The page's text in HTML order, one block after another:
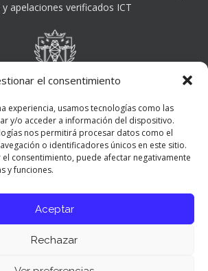
el consentimiento
experiencia, usamos tecnologías como las
y/o acceder a información del dispositivo.
nos permitirá procesar datos como el
o identificadores únicos en este sitio.
consentimiento, puede afectar negativamente
y funciones.
Aceptar
Rechazar
apelaciones verificados ICT